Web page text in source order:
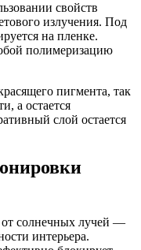
свойств
излучения. Под
на пленке.
полимеризацию
пигмента, так
а остается
слой остается
солнечных лучей —
интерьера.